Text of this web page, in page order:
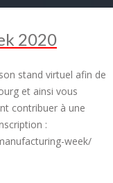
2020
stand virtuel afin de
et ainsi vous
contribuer à une
:
week/